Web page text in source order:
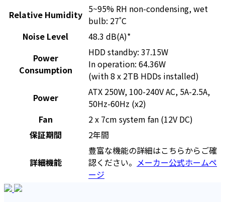
Relative Humidity 5~95% RH non-condensing, wet
bulb: 27˚C
Noise Level
48.3 dB(A)*
Power
Consumption
HDD standby: 37.15W
In operation: 64.36W
(with 8 x 2TB HDDs installed)
Power
ATX 250W, 100-240V AC, 5A-2.5A,
50Hz-60Hz (x2)
Fan
2 x 7cm system fan (12V DC)
保証期間
2年間
詳細機能
豊富な機能の詳細はこちらからご確
認ください。 メーカー公式ホームペ
ージ